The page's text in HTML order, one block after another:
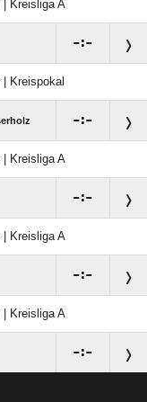
Kreisliga A
:
Kreispokal
:
Kreisliga A
:
Kreisliga A
:
Kreisliga A
: